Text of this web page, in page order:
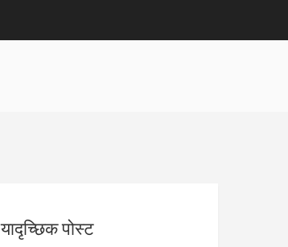
यादृच्छिक पोस्ट